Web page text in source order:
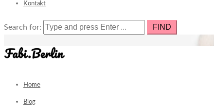
Kontakt
Search for:
Home
Blog